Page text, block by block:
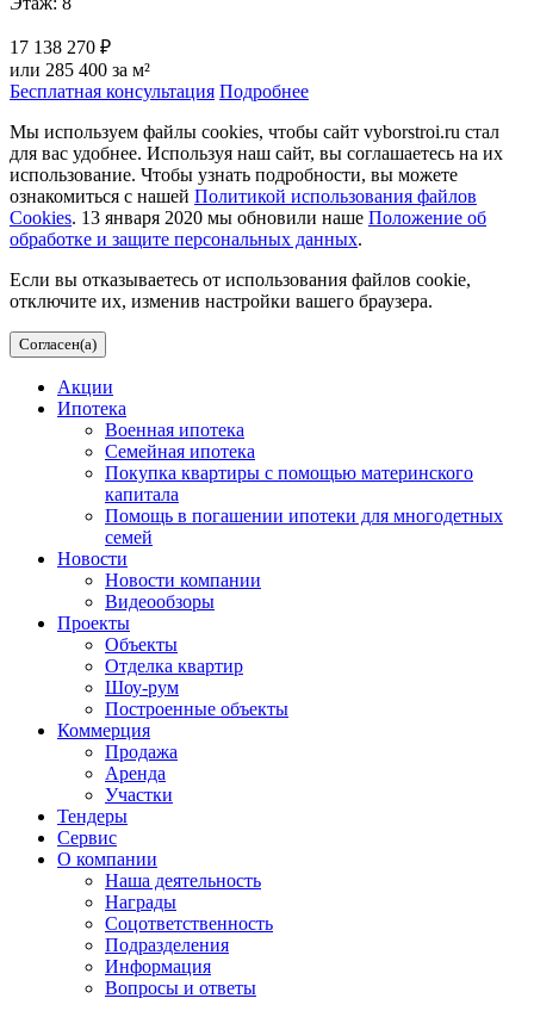
17 138 270 ₽
или 285 400 за м²
Бесплатная консультация Подробнее
Мы используем файлы cookies, чтобы сайт vyborstroi.ru стал
для вас удобнее. Используя наш сайт, вы соглашаетесь на их
использование. Чтобы узнать подробности, вы можете
ознакомиться с нашей Политикой использования файлов
Cookies. 13 января 2020 мы обновили наше Положение об
обработке и защите персональных данных.
Если вы отказываетесь от использования файлов cookie,
отключите их, изменив настройки вашего браузера.
Согласен(а)
Акции
Ипотека
Военная ипотека
Семейная ипотека
Покупка квартиры с помощью материнского
капитала
Помощь в погашении ипотеки для многодетных
семей
Новости
Новости компании
Видеообзоры
Проекты
Объекты
Отделка квартир
Шоу-рум
Построенные объекты
Коммерция
Продажа
Аренда
Участки
Тендеры
Сервис
О компании
Наша деятельность
Награды
Соцответственность
Подразделения
Информация
Вопросы и ответы